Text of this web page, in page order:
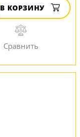
В КОРЗИНУ